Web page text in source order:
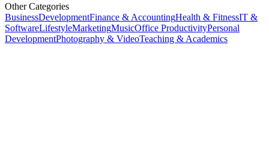
Other Categories
BusinessDevelopmentFinance & AccountingHealth & FitnessIT &
SoftwareLifestyleMarketingMusicOffice ProductivityPersonal
DevelopmentPhotography & VideoTeaching & Academics